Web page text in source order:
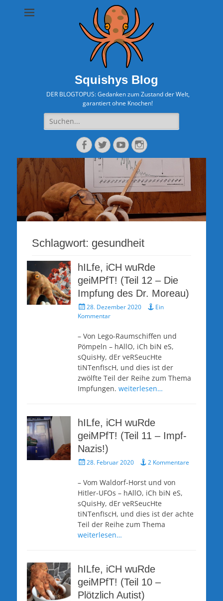
Squishys Blog
DER BLOGTOPUS: Gedanken zum Zustand der Welt,
garantiert ohne Knochen!
Suche
nach:
Facebook
TwitterYouTubeInstagram
Schlagwort: gesundheit
hILfe, iCH wuRde
geiMPfT! (Teil 12 – Die
Impfung des Dr. Moreau)
Veröffentlicht
am
28. Dezember 2020
Ein
Kommentar
– Von Lego-Raumschiffen und
Pömpeln – hAllO, iCh biN eS,
sQuisHy, dEr veRSeucHte
tiNTenfIscH, und dies ist der
zwölfte Teil der Reihe zum Thema
Impfungen. weiterlesen…
hILfe, iCH wuRde
geiMPfT! (Teil 11 – Impf-
Nazis!)
Veröffentlicht
28. Februar 2020 2 Kommentare
– Vom Waldorf-Horst und von
Hitler-UFOs – hAllO, iCh biN eS,
sQuisHy, dEr veRSeucHte
tiNTenfIscH, und dies ist der achte
Teil der Reihe zum Thema
weiterlesen…
hILfe, iCH wuRde
geiMPfT! (Teil 10 –
Plötzlich Autist)